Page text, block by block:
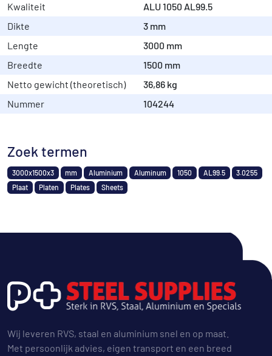
Kwaliteit
ALU 1050 AL99.5
Dikte
3 mm
Lengte
3000 mm
Breedte
1500 mm
Netto gewicht (theoretisch)
36,86 kg
Nummer
104244
Zoek termen
3000x1500x3 mm Aluminium Aluminum 1050 AL99.5
3.0255
Plaat
Platen Plates Sheets
Wij leveren RVS, staal en aluminium snel en op maat.
Met persoonlijk advies, eigen transport en een breed